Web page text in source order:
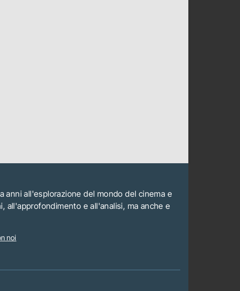
anni all'esplorazione del mondo del cinema e
all'approfondimento e all'analisi, ma anche e
noi